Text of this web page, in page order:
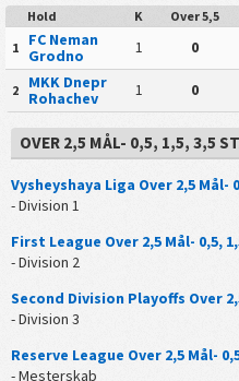
Hold K Over 5,5
1
FC Neman
Grodno
1 0
2
MKK Dnepr
Rohachev
1 0
OVER 2,5 MÅL- 0,5, 1,5, 3,5
Vysheyshaya Liga Over 2,5 Mål-
- Division 1
First League Over 2,5 Mål- 0,5,
- Division 2
Second Division Playoffs Over
- Division 3
Reserve League Over 2,5 Mål-
- Mesterskab